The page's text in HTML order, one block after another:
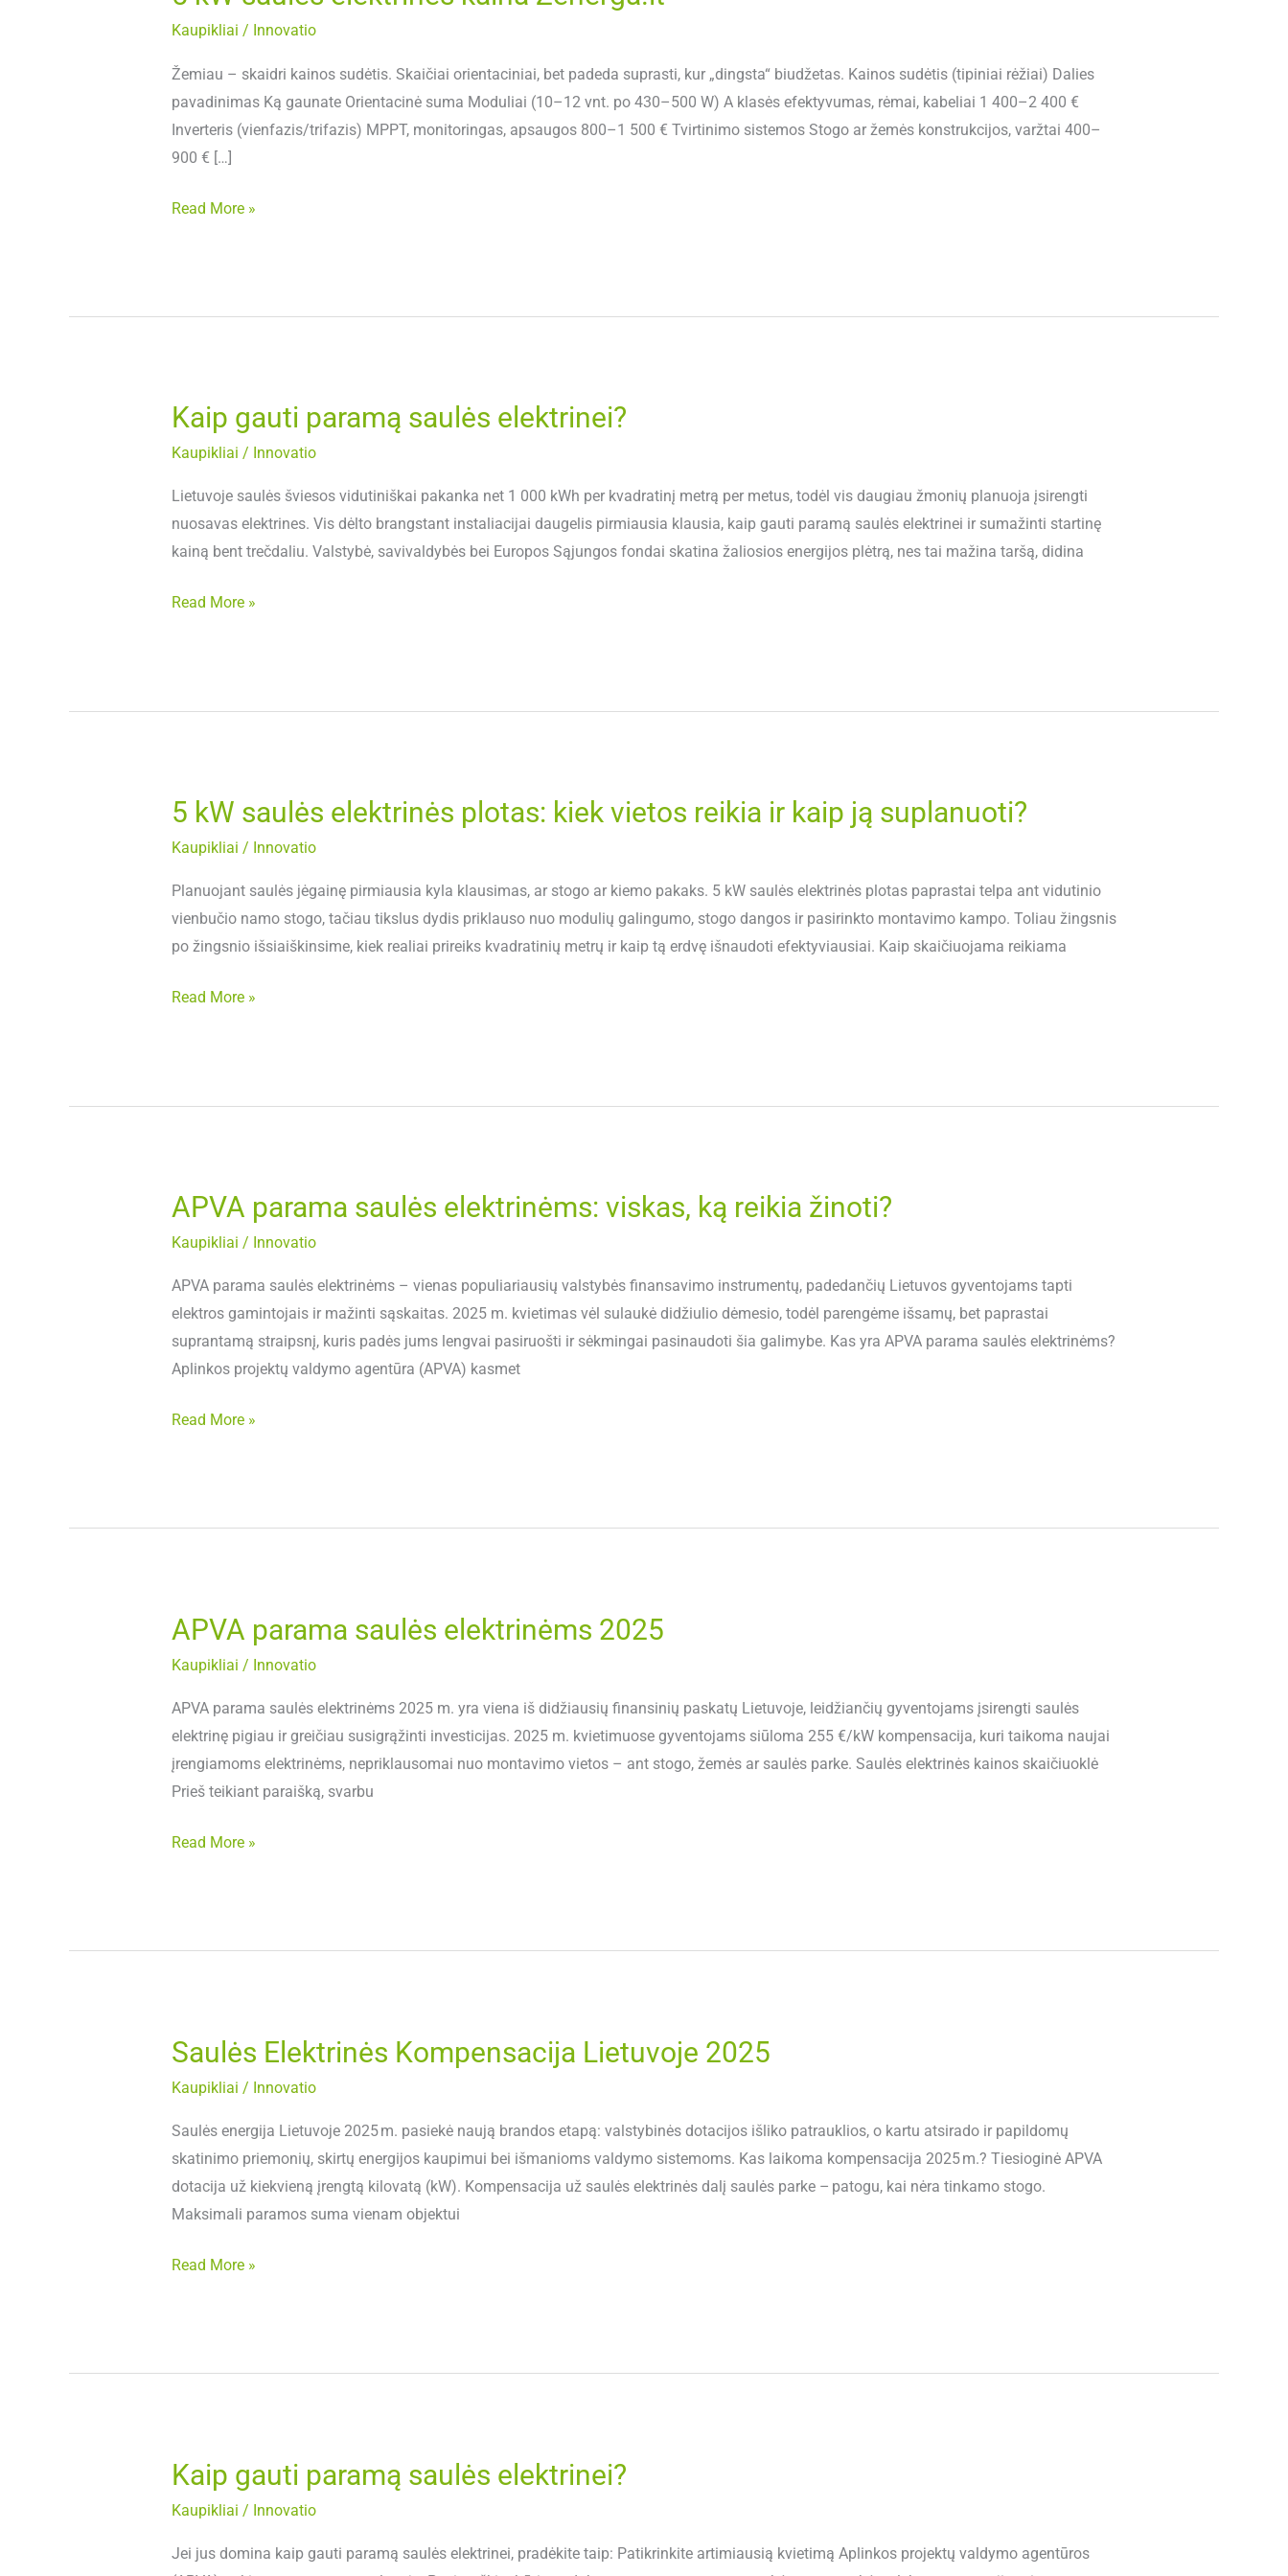
Kaupikliai / Innovatio
Žemiau – skaidri kainos sudėtis. Skaičiai orientaciniai, bet padeda suprasti, kur „dingsta“ biudžetas. Kainos sudėtis (tipiniai rėžiai) Dalies
pavadinimas Ką gaunate Orientacinė suma Moduliai (10–12 vnt. po 430–500 W) A klasės efektyvumas, rėmai, kabeliai 1 400–2 400 €
Inverteris (vienfazis/trifazis) MPPT, monitoringas, apsaugos 800–1 500 € Tvirtinimo sistemos Stogo ar žemės konstrukcijos, varžtai 400–
900 € […]
Read More »
Kaip gauti paramą saulės elektrinei?
Kaupikliai / Innovatio
Lietuvoje saulės šviesos vidutiniškai pakanka net 1 000 kWh per kvadratinį metrą per metus, todėl vis daugiau žmonių planuoja įsirengti
nuosavas elektrines. Vis dėlto brangstant instaliacijai daugelis pirmiausia klausia, kaip gauti paramą saulės elektrinei ir sumažinti startinę
kainą bent trečdaliu. Valstybė, savivaldybės bei Europos Sąjungos fondai skatina žaliosios energijos plėtrą, nes tai mažina taršą, didina
Kaip
saulės
elektrinei?
Read More »
5 kW saulės elektrinės plotas: kiek vietos reikia ir kaip ją suplanuoti?
Kaupikliai / Innovatio
Planuojant saulės jėgainę pirmiausia kyla klausimas, ar stogo ar kiemo pakaks. 5 kW saulės elektrinės plotas paprastai telpa ant vidutinio
vienbučio namo stogo, tačiau tikslus dydis priklauso nuo modulių galingumo, stogo dangos ir pasirinkto montavimo kampo. Toliau žingsnis
po žingsnio išsiaiškinsime, kiek realiai prireiks kvadratinių metrų ir kaip tą erdvę išnaudoti efektyviausiai. Kaip skaičiuojama reikiama
5
elektrinės
plotas:
kiek
reikia
suplanuoti?
Read More »
APVA parama saulės elektrinėms: viskas, ką reikia žinoti?
Kaupikliai / Innovatio
APVA parama saulės elektrinėms – vienas populiariausių valstybės finansavimo instrumentų, padedančių Lietuvos gyventojams tapti
elektros gamintojais ir mažinti sąskaitas. 2025 m. kvietimas vėl sulaukė didžiulio dėmesio, todėl parengėme išsamų, bet paprastai
suprantamą straipsnį, kuris padės jums lengvai pasiruošti ir sėkmingai pasinaudoti šia galimybe. Kas yra APVA parama saulės elektrinėms?
Aplinkos projektų valdymo agentūra (APVA) kasmet
APVA
saulės
elektrinėms:
viskas,
ką
reikia
Read More »
APVA parama saulės elektrinėms 2025
Kaupikliai / Innovatio
APVA parama saulės elektrinėms 2025 m. yra viena iš didžiausių finansinių paskatų Lietuvoje, leidžiančių gyventojams įsirengti saulės
elektrinę pigiau ir greičiau susigrąžinti investicijas. 2025 m. kvietimuose gyventojams siūloma 255 €/kW kompensacija, kuri taikoma naujai
įrengiamoms elektrinėms, nepriklausomai nuo montavimo vietos – ant stogo, žemės ar saulės parke. Saulės elektrinės kainos skaičiuoklė
Prieš teikiant paraišką, svarbu
APVA
saulės
elektrinėms
2025
Read More »
Saulės Elektrinės Kompensacija Lietuvoje 2025
Kaupikliai / Innovatio
Saulės energija Lietuvoje 2025 m. pasiekė naują brandos etapą: valstybinės dotacijos išliko patrauklios, o kartu atsirado ir papildomų
skatinimo priemonių, skirtų energijos kaupimui bei išmanioms valdymo sistemoms. Kas laikoma kompensacija 2025 m.? Tiesioginė APVA
dotacija už kiekvieną įrengtą kilovatą (kW). Kompensacija už saulės elektrinės dalį saulės parke – patogu, kai nėra tinkamo stogo.
Maksimali paramos suma vienam objektui
Saulės
Kompensacija
Lietuvoje 2025
Read More »
Kaip gauti paramą saulės elektrinei?
Kaupikliai / Innovatio
Jei jus domina kaip gauti paramą saulės elektrinei, pradėkite taip: Patikrinkite artimiausią kvietimą Aplinkos projektų valdymo agentūros
Kaip
paramą
saulės